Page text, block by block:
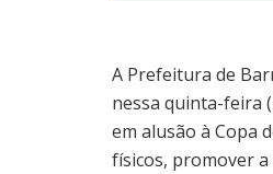
A Prefeitura de
nessa quinta-feira
em alusão à Copa
físicos, promover